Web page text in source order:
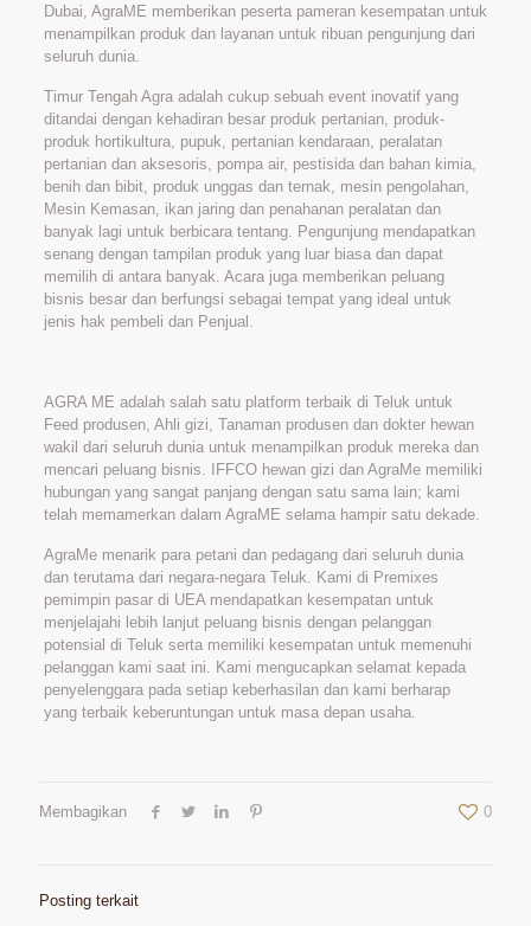
Dubai, AgraME memberikan peserta pameran kesempatan untuk
menampilkan produk dan layanan untuk ribuan pengunjung dari
seluruh dunia.
Timur Tengah Agra adalah cukup sebuah event inovatif yang
ditandai dengan kehadiran besar produk pertanian, produk-
produk hortikultura, pupuk, pertanian kendaraan, peralatan
pertanian dan aksesoris, pompa air, pestisida dan bahan kimia,
benih dan bibit, produk unggas dan ternak, mesin pengolahan,
Mesin Kemasan, ikan jaring dan penahanan peralatan dan
banyak lagi untuk berbicara tentang. Pengunjung mendapatkan
senang dengan tampilan produk yang luar biasa dan dapat
memilih di antara banyak. Acara juga memberikan peluang
bisnis besar dan berfungsi sebagai tempat yang ideal untuk
jenis hak pembeli dan Penjual.
AGRA ME adalah salah satu platform terbaik di Teluk untuk
Feed produsen, Ahli gizi, Tanaman produsen dan dokter hewan
wakil dari seluruh dunia untuk menampilkan produk mereka dan
mencari peluang bisnis. IFFCO hewan gizi dan AgraMe memiliki
hubungan yang sangat panjang dengan satu sama lain; kami
telah memamerkan dalam AgraME selama hampir satu dekade.
AgraMe menarik para petani dan pedagang dari seluruh dunia
dan terutama dari negara-negara Teluk. Kami di Premixes
pemimpin pasar di UEA mendapatkan kesempatan untuk
menjelajahi lebih lanjut peluang bisnis dengan pelanggan
potensial di Teluk serta memiliki kesempatan untuk memenuhi
pelanggan kami saat ini. Kami mengucapkan selamat kepada
penyelenggara pada setiap keberhasilan dan kami berharap
yang terbaik keberuntungan untuk masa depan usaha.
Membagikan 0
Posting terkait